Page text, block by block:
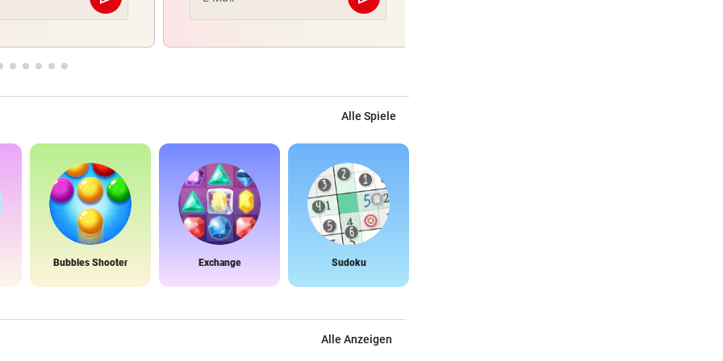
Alle Spiele
Bubbles Shooter Exchange Sudoku
Alle Anzeigen